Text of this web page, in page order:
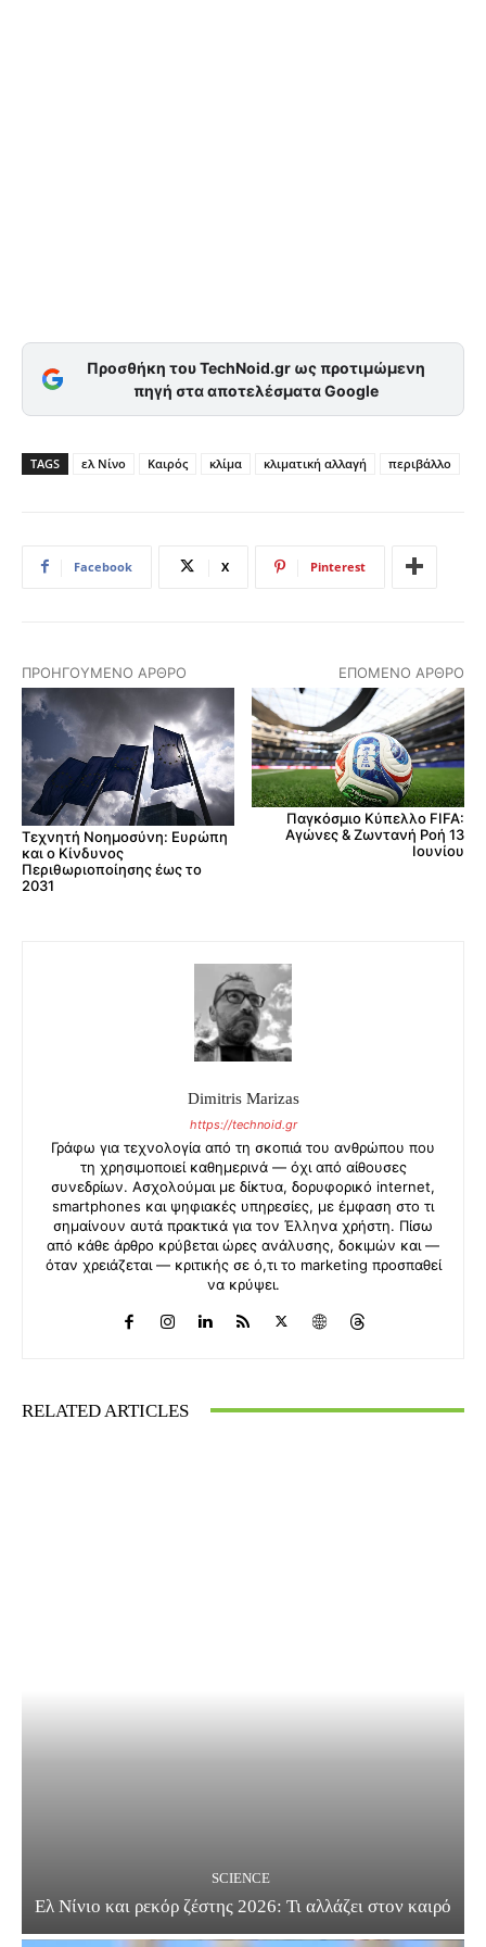
Προσθήκη του TechNoid.gr ως προτιμώμενη
πηγή στα αποτελέσματα Google
TAGS ελ Νίνο Καιρός κλίμα κλιματική αλλαγή περιβάλλο
Facebook X Pinterest
ΠΡΟΗΓΟΎΜΕΝΟ ΆΡΘΡΟ
Τεχνητή Νοημοσύνη: Ευρώπη
και ο Κίνδυνος
Περιθωριοποίησης έως το
2031
ΕΠΌΜΕΝΟ ΆΡΘΡΟ
Παγκόσμιο Κύπελλο FIFA:
Αγώνες & Ζωντανή Ροή 13
Ιουνίου
Dimitris Marizas
https://technoid.gr
Γράφω για τεχνολογία από τη σκοπιά του ανθρώπου που
τη χρησιμοποιεί καθημερινά — όχι από αίθουσες
συνεδρίων. Ασχολούμαι με δίκτυα, δορυφορικό internet,
smartphones και ψηφιακές υπηρεσίες, με έμφαση στο τι
σημαίνουν αυτά πρακτικά για τον Έλληνα χρήστη. Πίσω
από κάθε άρθρο κρύβεται ώρες ανάλυσης, δοκιμών και —
όταν χρειάζεται — κριτικής σε ό,τι το marketing προσπαθεί
να κρύψει.
RELATED ARTICLES
SCIENCE
Ελ Νίνιο και ρεκόρ ζέστης 2026: Τι αλλάζει στον καιρό